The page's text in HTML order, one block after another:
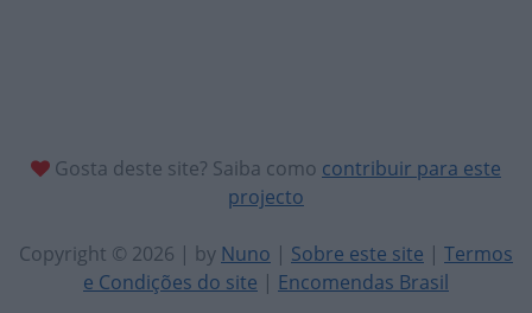
Gosta deste site? Saiba como contribuir para este
projecto
Copyright © 2026 | by Nuno | Sobre este site | Termos
e Condições do site | Encomendas Brasil